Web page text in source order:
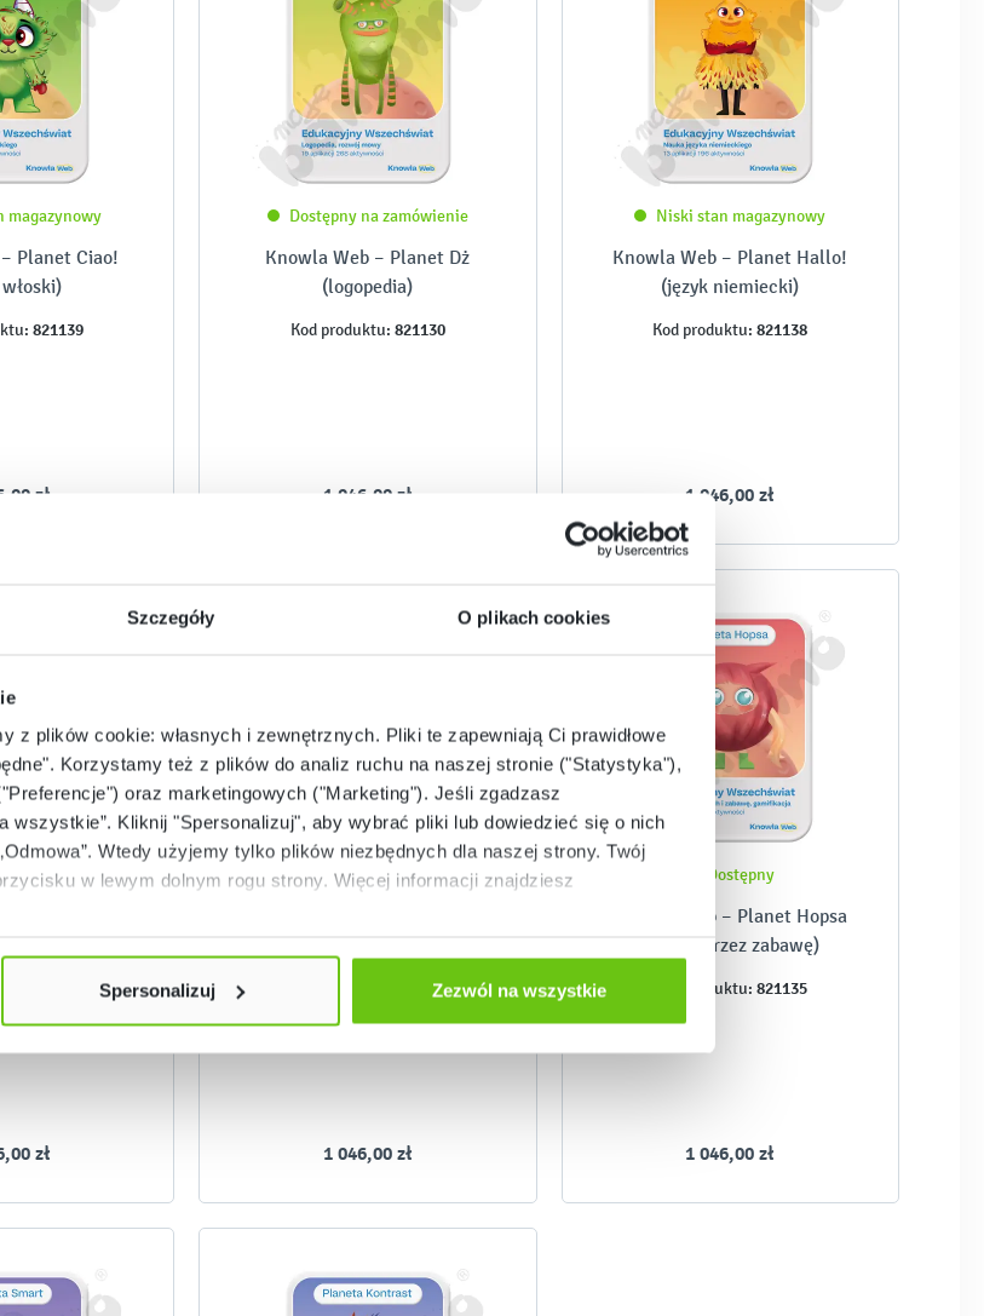
Szczegóły O plikach cookies
z plików cookie: własnych i zewnętrznych. Pliki te zapewniają Ci prawidłowe
Korzystamy też z plików do analiz ruchu na naszej stronie ("Statystyka"),
oraz marketingowych ("Marketing"). Jeśli zgadzasz
wszystkie”. Kliknij "Spersonalizuj", aby wybrać pliki lub dowiedzieć się o nich
Wtedy użyjemy tylko plików niezbędnych dla naszej strony. Twój
w lewym dolnym rogu strony. Więcej informacji znajdziesz
Spersonalizuj Zezwól na wszystkie
magazynowy
Planet Ciao!
821139
zł
Dostępny na zamówienie
Knowla Web – Planet Dż
(logopedia)
Kod produktu: 821130
1 046,00 zł
Niski stan magazynowy
Knowla Web – Planet Hallo!
(język niemiecki)
Kod produktu: 821138
1 046,00 zł
Planet Salut!
zł
Dostępny
821129
1 046,00 zł
Dostępny
Knowla Web – Planet Hopsa
(nauka przez zabawę)
Kod produktu: 821135
1 046,00 zł